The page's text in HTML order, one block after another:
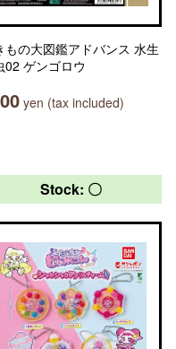
もの大図鑑アドバンス 水生
02 ゲンゴロウ
yen (tax included)
Stock: 〇